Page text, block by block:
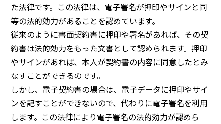
た法律です。この法律は、電子署名が押印やサインと同
等の法的効力があることを認めています。
従来のように書面契約書に押印や署名があれば、その契
約書は法的効力をもった文書として認められます。押印
やサインがあれば、本人が契約書の内容に同意したとみ
なすことができるのです。
しかし、電子契約書の場合は、電子データに押印やサイ
ンを記すことができないので、代わりに電子署名を利用
します。この法律により電子署名の法的効力が認めら